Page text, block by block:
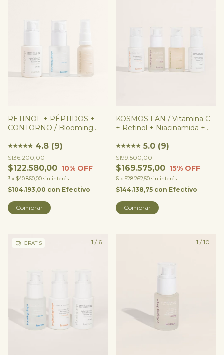
RETINOL + PÉPTIDOS +
CONTORNO / Blooming
Lifting Eye Drops/ Clarifying
Eye Potion
★★★★★
★ 4.8 (9)
$122.580,00
$136.200,00
10% OFF
3 x $40.860,00 sin interés
$104.193,00 con Efectivo
Comprar
KOSMOS FAN / Vitamina C
+ Retinol + Niacinamida +
★★★★★ 5.0 (9)
$169.575,00
$199.500,00
15% OFF
6 x $28.262,50 sin interés
$144.138,75 con Efectivo
Comprar
1 / 6
GRATIS 1 /10